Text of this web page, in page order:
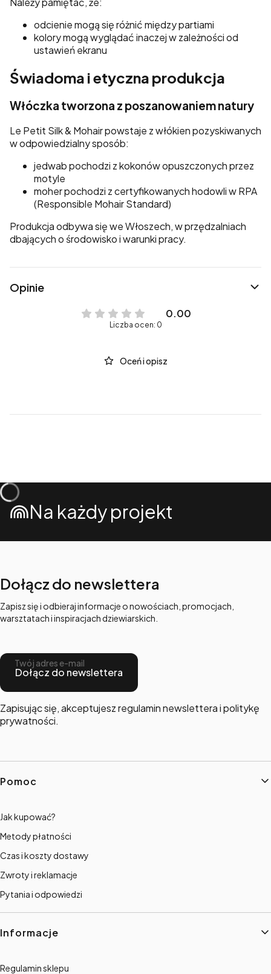
odcienie mogą się różnić między partiami
kolory mogą wyglądać inaczej w zależności od
ustawień ekranu
Świadoma i etyczna produkcja
Włóczka tworzona z poszanowaniem natury
Le Petit Silk & Mohair powstaje z włókien pozyskiwanych
w odpowiedzialny sposób:
jedwab pochodzi z kokonów opuszczonych przez
motyle
moher pochodzi z certyfikowanych hodowli w RPA
(Responsible Mohair Standard)
Produkcja odbywa się we Włoszech, w przędzalniach
dbających o środowisko i warunki pracy.
Opinie
0.00
Liczba ocen: 0
Oceń i opisz
Na każdy projekt
Dołącz do newslettera
Zapisz się i odbieraj informacje o nowościach, promocjach,
warsztatach i inspiracjach dziewiarskich.
Twój adres e-mail
Dołącz do newslettera
Zapisując się, akceptujesz regulamin newslettera i politykę
prywatności.
Linki w stopce
Pomoc
Jak kupować?
Metody płatności
Czas i koszty dostawy
Zwroty i reklamacje
Pytania i odpowiedzi
Informacje
Regulamin sklepu